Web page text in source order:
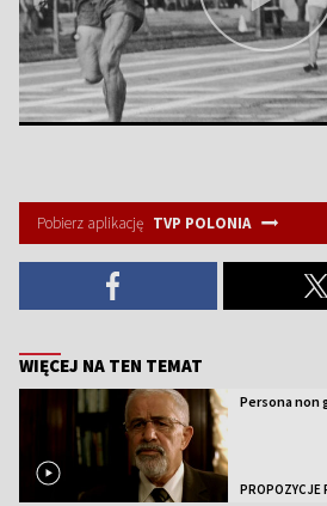
Pobierz aplikację TVP POLONIA
WIĘCEJ NA TEN TEMAT
Persona non
PROPOZYCJE